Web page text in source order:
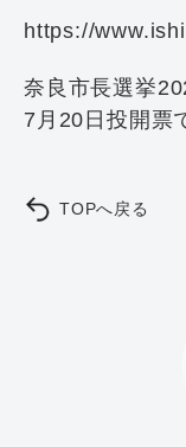
https://
奈良市長選挙
7月20日投開票
TOPへ戻る